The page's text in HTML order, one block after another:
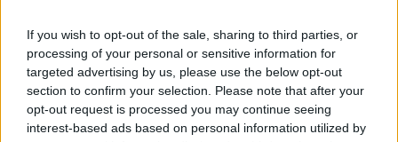
If you wish to opt-out of the sale, sharing to third parties, or
processing of your personal or sensitive information for
targeted advertising by us, please use the below opt-out
section to confirm your selection. Please note that after your
opt-out request is processed you may continue seeing
interest-based ads based on personal information utilized by
την υποστήριξη της Be-Live
27 Φεβρουαρίου 2026
Μεταπροπονητική πείνα: Ο λόγος
που θέλεις να καταβροχθίσεις τα